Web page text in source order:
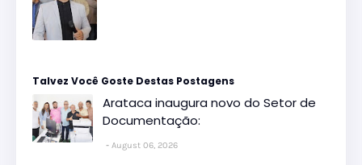
Talvez Você Goste Destas Postagens
Arataca inaugura novo do Setor de
Documentação:
August 06, 2026